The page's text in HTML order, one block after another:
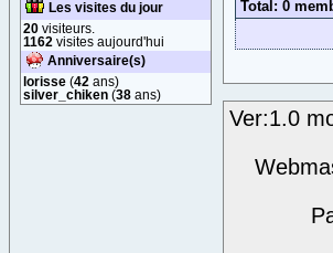
Les visites du jour
20 visiteurs.
1162 visites aujourd'hui
Anniversaire(s)
lorisse (42 ans)
silver_chiken (38 ans)
Total: 0
Ver:1.0